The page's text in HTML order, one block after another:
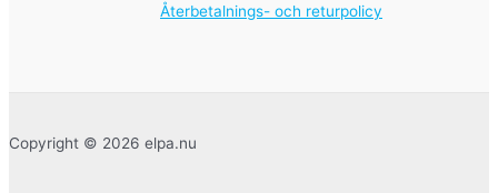
Återbetalnings- och returpolicy
Copyright © 2026 elpa.nu